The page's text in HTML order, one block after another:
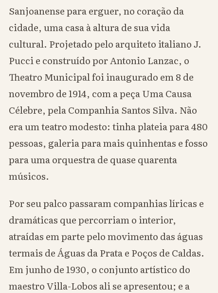
Sanjoanense para erguer, no coração da
cidade, uma casa à altura de sua vida
cultural. Projetado pelo arquiteto italiano J.
Pucci e construído por Antonio Lanzac, o
Theatro Municipal foi inaugurado em 8 de
novembro de 1914, com a peça Uma Causa
Célebre, pela Companhia Santos Silva. Não
era um teatro modesto: tinha plateia para 480
pessoas, galeria para mais quinhentas e fosso
para uma orquestra de quase quarenta
músicos.
Por seu palco passaram companhias líricas e
dramáticas que percorriam o interior,
atraídas em parte pelo movimento das águas
termais de Águas da Prata e Poços de Caldas.
Em junho de 1930, o conjunto artístico do
maestro Villa-Lobos ali se apresentou; e a